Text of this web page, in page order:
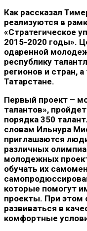
Как рассказал
реализуются в
«Стратегическое
2015-2020 годы».
одаренной
республику
регионов и стран,
Татарстане.
Первый проект –
талантов»,
порядка 350
словам Ильнура
приглашаются
различных
молодежных
обучать их
которые помогут
проекты. При этом
развиваться в
комфортные